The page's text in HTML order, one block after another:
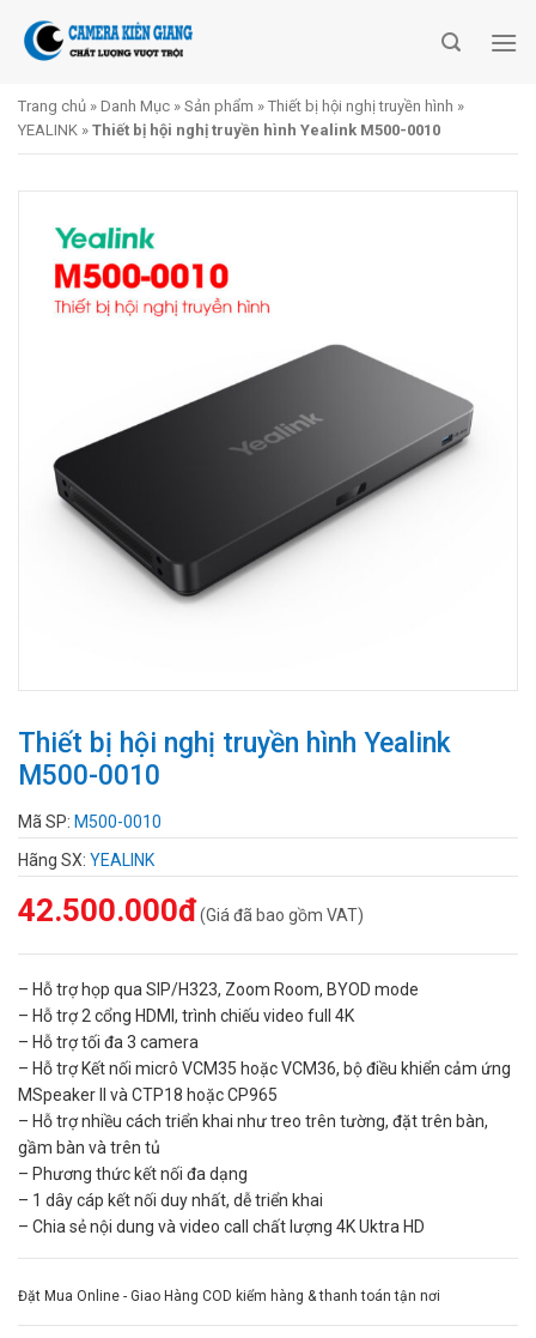
Trang chủ » Danh Mục » Sản phẩm » Thiết bị hội nghị truyền hình »
YEALINK » Thiết bị hội nghị truyền hình Yealink M500-0010
Thiết bị hội nghị truyền hình Yealink
M500-0010
Mã SP: M500-0010
Hãng SX: YEALINK
42.500.000đ(Giá đã bao gồm VAT)
– Hỗ trợ họp qua SIP/H323, Zoom Room, BYOD mode
– Hỗ trợ 2 cổng HDMI, trình chiếu video full 4K
– Hỗ trợ tối đa 3 camera
– Hỗ trợ Kết nối micrô VCM35 hoặc VCM36, bộ điều khiển cảm ứng
MSpeaker II và CTP18 hoặc CP965
– Hỗ trợ nhiều cách triển khai như treo trên tường, đặt trên bàn,
gầm bàn và trên tủ
– Phương thức kết nối đa dạng
– 1 dây cáp kết nối duy nhất, dễ triển khai
– Chia sẻ nội dung và video call chất lượng 4K Uktra HD
Đặt Mua Online - Giao Hàng COD kiểm hàng & thanh toán tận nơi